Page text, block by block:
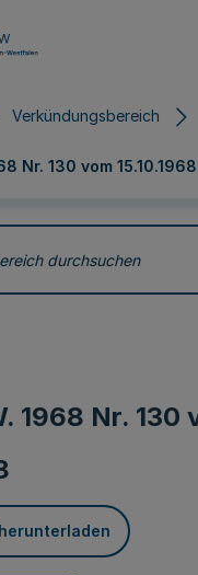
Verkündungsbereich
Nr. 130 vom 15.10.1968
durchsuchen
1968 Nr. 130